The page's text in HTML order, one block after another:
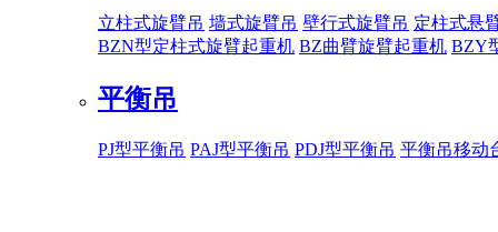
立柱式旋臂吊 墙式旋臂吊 壁行式旋臂吊 定柱式悬
BZN型定柱式旋臂起重机 BZ曲臂旋臂起重机 BZY
平衡吊
PJ型平衡吊 PAJ型平衡吊 PDJ型平衡吊 平衡吊移动